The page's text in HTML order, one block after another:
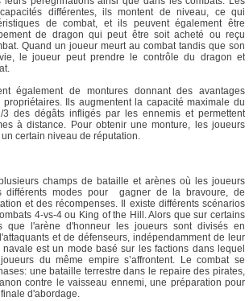
différentes, ils montent de niveau, ce qui
de combat, et ils peuvent également être
de dragon qui peut être soit acheté ou reçu
Quand un joueur meurt au combat tandis que son
le joueur peut prendre le contrôle du dragon et
également de montures donnant des avantages
Ils augmentent la capacité maximale du
des dégâts infligés par les ennemis et permettent
à distance. Pour obtenir une monture, les joueurs
certain niveau de réputation.
champs de bataille et arènes où les joueurs
différents modes pour gagner de la bravoure, de
et des récompenses. Il existe différents scénarios
4-vs-4 ou King of the Hill. Alors que sur certains
que l'arène d'honneur les joueurs sont divisés en
et de défenseurs, indépendamment de leur
est un mode basé sur les factions dans lequel
du même empire s’affrontent. Le combat se
une bataille terrestre dans le repaire des pirates,
contre le vaisseau ennemi, une préparation pour
d'abordage.